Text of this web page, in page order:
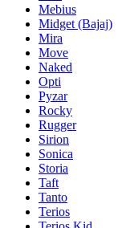
Mebius
Midget (Bajaj)
Mira
Move
Naked
Opti
Pyzar
Rocky
Rugger
Sirion
Sonica
Storia
Taft
Tanto
Terios